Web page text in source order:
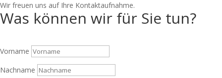
Wir freuen uns auf Ihre Kontaktaufnahme.
Was können wir für Sie tun?
Vorname
Nachname